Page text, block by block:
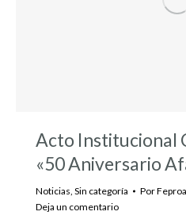
Acto Institucional
«50 Aniversario
Noticias Sin categoría Por
Deja un comentario